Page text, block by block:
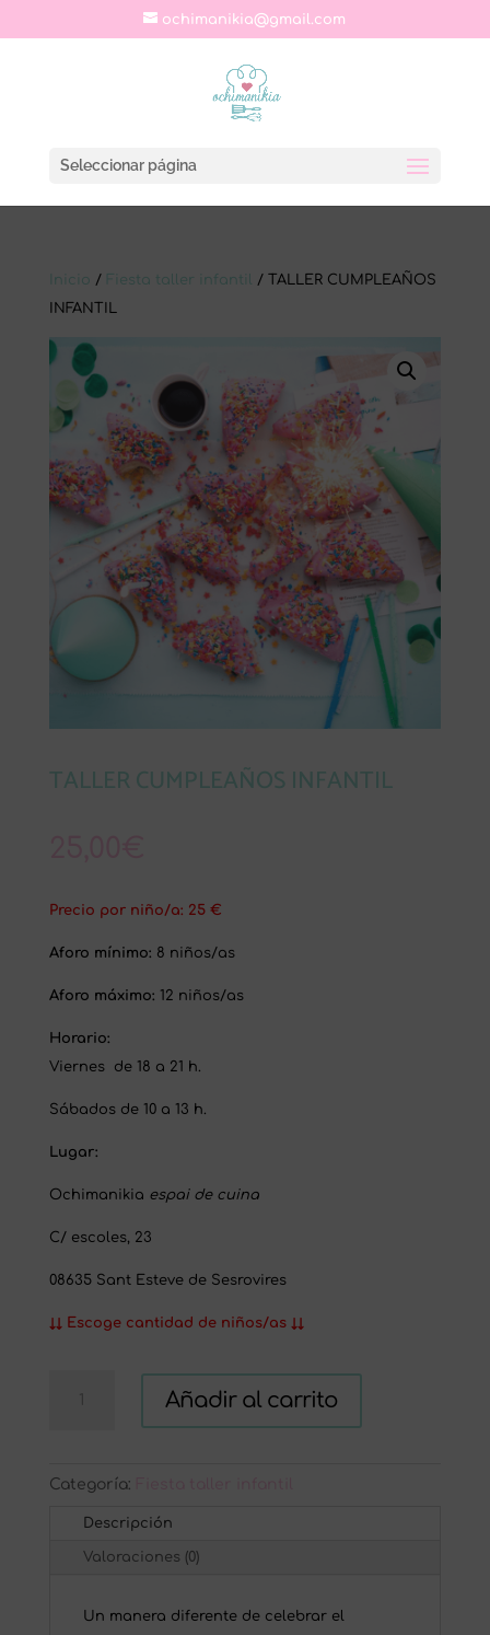
ochimanikia@gmail.com
Seleccionar página
Inicio / Fiesta taller infantil / TALLER CUMPLEAÑOS
INFANTIL
TALLER CUMPLEAÑOS INFANTIL
Precio por niño/a: 25 €
Aforo mínimo: 8 niños/as
Aforo máximo: 12 niños/as
Horario:
Viernes de 18 a 21 h.
Sábados de 10 a 13 h.
Lugar:
Ochimanikia espai de cuina
C/ escoles, 23
08635 Sant Esteve de Sesrovires
↓↓ Escoge cantidad de niños/as ↓↓
Añadir al carrito
Categoría:
Descripción
Valoraciones (0)
Un manera diferente de celebrar el